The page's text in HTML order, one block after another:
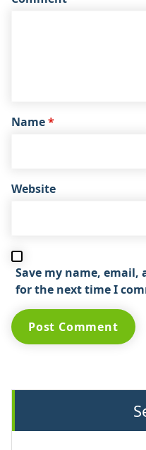
Name*
Website
Save my name,
for the next time I